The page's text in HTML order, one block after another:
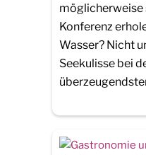
Konferenz
Wasser? Nicht
Seekulisse bei